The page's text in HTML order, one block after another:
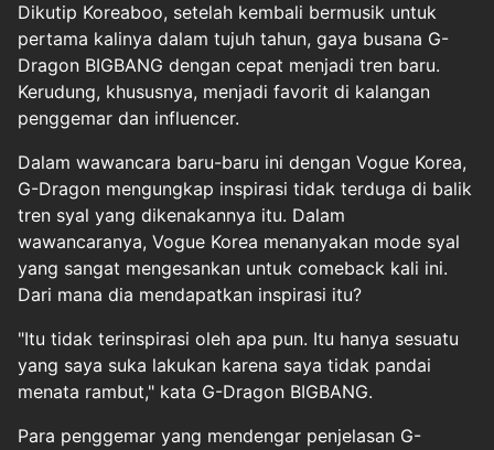
Dikutip Koreaboo, setelah kembali bermusik untuk
pertama kalinya dalam tujuh tahun, gaya busana G-
Dragon BIGBANG dengan cepat menjadi tren baru.
Kerudung, khususnya, menjadi favorit di kalangan
penggemar dan influencer.
Dalam wawancara baru-baru ini dengan Vogue Korea,
G-Dragon mengungkap inspirasi tidak terduga di balik
tren syal yang dikenakannya itu. Dalam
wawancaranya, Vogue Korea menanyakan mode syal
yang sangat mengesankan untuk comeback kali ini.
Dari mana dia mendapatkan inspirasi itu?
"Itu tidak terinspirasi oleh apa pun. Itu hanya sesuatu
yang saya suka lakukan karena saya tidak pandai
menata rambut," kata G-Dragon BIGBANG.
Para penggemar yang mendengar penjelasan G-